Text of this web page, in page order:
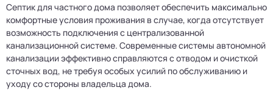
Септик для частного дома позволяет обеспечить максимально
комфортные условия проживания в случае, когда отсутствует
возможность подключения с централизованной
канализационной системе. Современные системы автономной
канализации эффективно справляются с отводом и очисткой
сточных вод, не требуя особых усилий по обслуживанию и
уходу со стороны владельца дома.